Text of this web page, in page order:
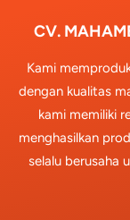
CV.
Kami
dengan kualitas
kami memiliki
menghasilkan
selalu berusaha